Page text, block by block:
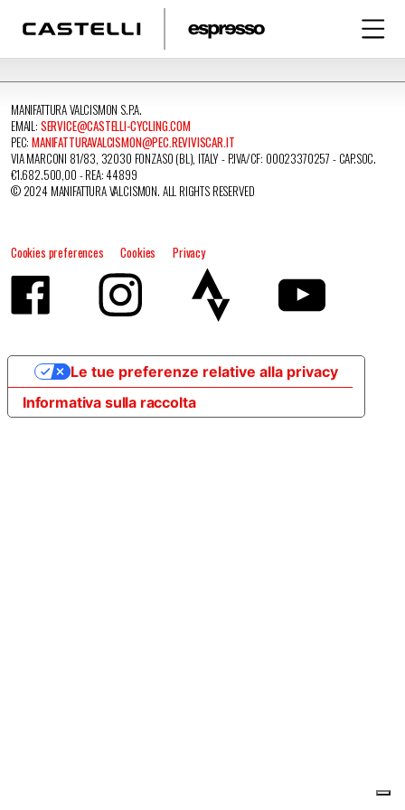
MANIFATTURA VALCISMON S.P.A.
EMAIL: SERVICE@CASTELLI-CYCLING.COM
PEC:MANIFATTURAVALCISMON@PEC.REVIVISCAR.IT
VIA MARCONI 81/83, 32030 FONZASO (BL), ITALY - P.IVA/CF: 00023370257 - CAP.SOC.
€1.682.500,00 - REA: 44899
© 2024 MANIFATTURA VALCISMON. ALL RIGHTS RESERVED
Cookies preferences Cookies Privacy
Informativa sulla raccolta
Le tue preferenze relative alla privacy